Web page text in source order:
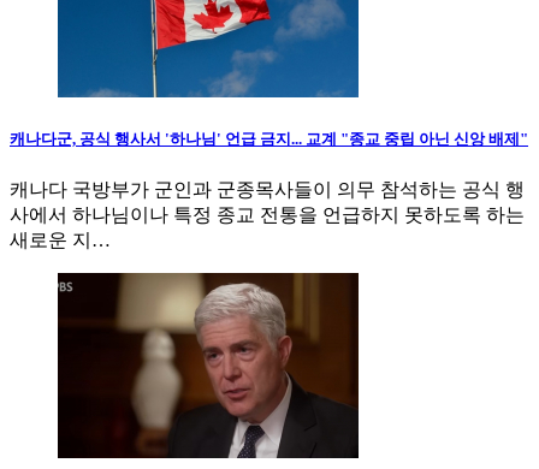
캐나다군, 공식 행사서 '하나님' 언급 금지... 교계 "종교 중립 아닌 신앙 배제"
캐나다 국방부가 군인과 군종목사들이 의무 참석하는 공식 행
사에서 하나님이나 특정 종교 전통을 언급하지 못하도록 하는
새로운 지…